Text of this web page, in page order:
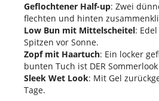
Geflochtener Half-up: Zwei
flechten und hinten
Low Bun mit Mittelscheitel:
Spitzen vor Sonne.
Zopf mit Haartuch: Ein locker
bunten Tuch ist DER
Sleek Wet Look: Mit Gel
Tage.